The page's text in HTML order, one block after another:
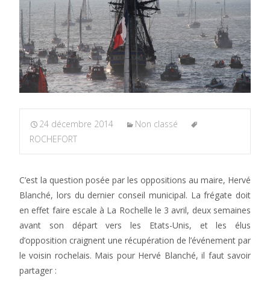
24 décembre 2014
Non classé
ROCHEFORT
C’est la question posée par les oppositions au maire, Hervé
Blanché, lors du dernier conseil municipal. La frégate doit
en effet faire escale à La Rochelle le 3 avril, deux semaines
avant son départ vers les Etats-Unis, et les élus
d’opposition craignent une récupération de l’événement par
le voisin rochelais. Mais pour Hervé Blanché, il faut savoir
partager :